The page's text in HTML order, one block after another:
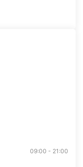
09:00 - 21:00